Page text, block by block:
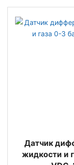
Датчик
жидкости и